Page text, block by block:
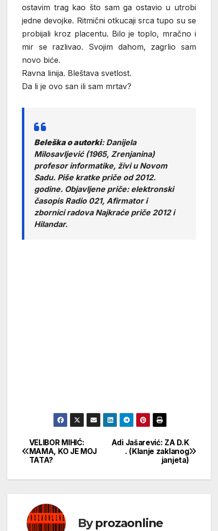
ostavim trag kao što sam ga ostavio u utrobi
jedne devojke. Ritmični otkucaji srca tupo su se
probijali kroz placentu. Bilo je toplo, mračno i
mir se razlivao. Svojim dahom, zagrlio sam
novo biće.
Ravna linija. Bleštava svetlost.
Da li je ovo san ili sam mrtav?
Beleška o autorki: Danijela
Milosavljević (1965, Zrenjanina)
profesor informatike, živi u Novom
Sadu. Piše kratke priče od 2012.
godine. Objavljene priče: elektronski
časopis Radio 021, Afirmator i
zbornici radova Najkraće priče 2012 i
Hilandar.
Кретање
чланка
Adi Jašarević: ZA D.K
. (Klanje zaklanog
janjeta)
VELIBOR MIHIĆ:
MAMA, KO JE MOJ
TATA?
Byprozaonline